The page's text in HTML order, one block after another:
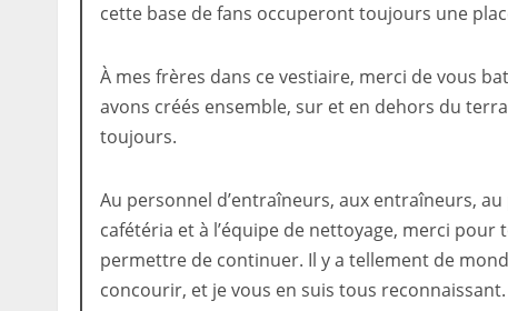
cette base de fans occuperont toujours une
À mes frères dans ce vestiaire, merci de vous
avons créés ensemble, sur et en dehors du
toujours.
Au personnel d’entraîneurs, aux entraîneurs,
cafétéria et à l’équipe de nettoyage, merci
permettre de continuer. Il y a tellement de
concourir, et je vous en suis tous reconnaissant.